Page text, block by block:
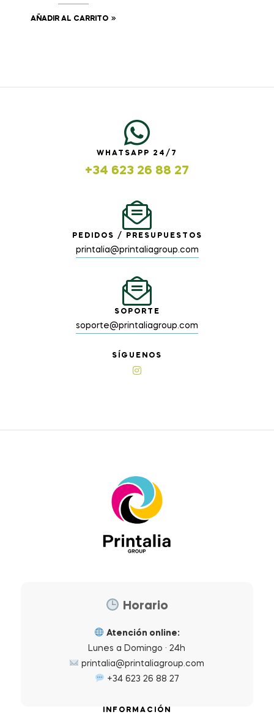
AÑADIR AL CARRITO
WHATSAPP 24/7
+34 623 26 88 27
PEDIDOS / PRESUPUESTOS
printalia@printaliagroup.com
SOPORTE
soporte@printaliagroup.com
SÍGUENOS
Horario
Atención online:
Lunes a Domingo · 24h
printalia@printaliagroup.com
+34 623 26 88 27
INFORMACIÓN